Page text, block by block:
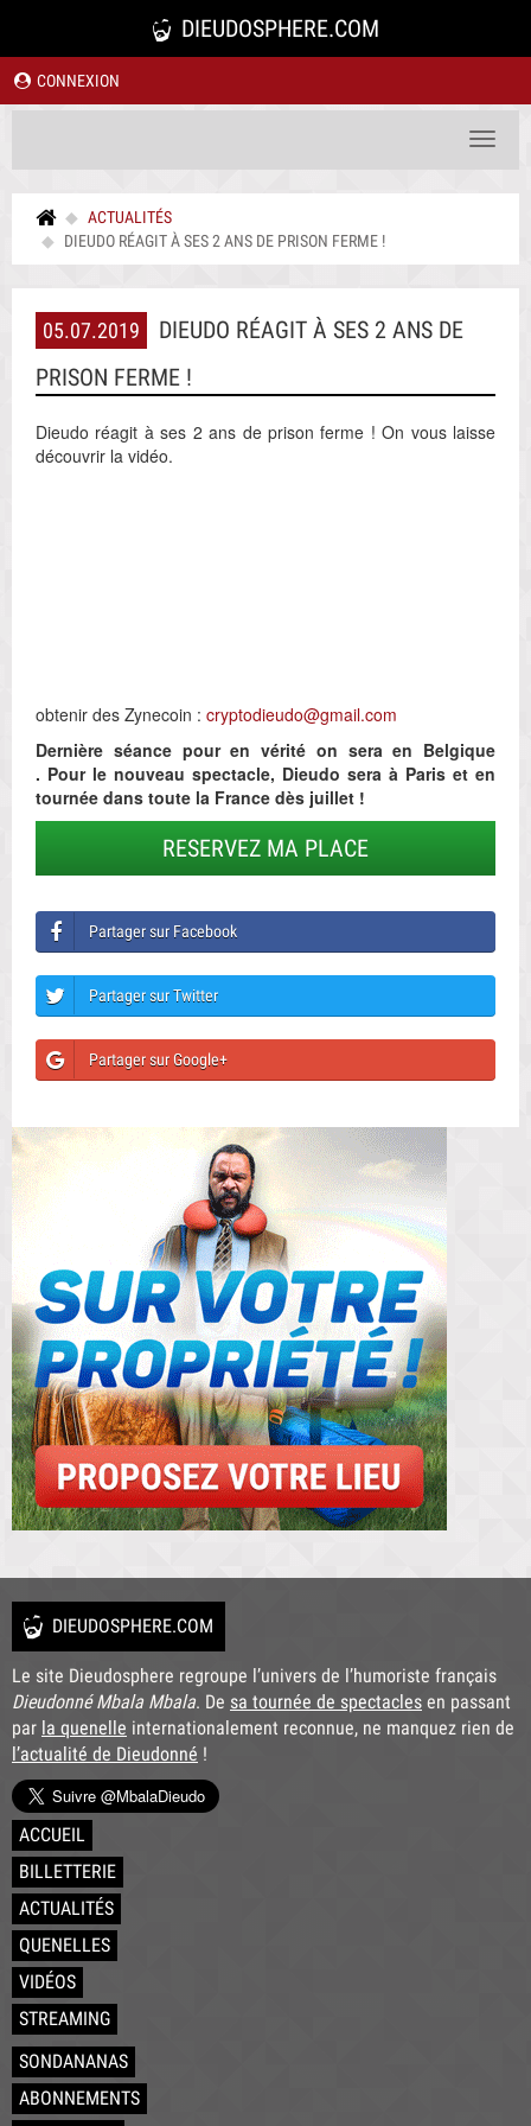
DIEUDOSPHERE.COM
CONNEXION
Toggle
ACTUALITÉS
DIEUDO RÉAGIT À SES 2 ANS DE PRISON FERME !
05.07.2019
DIEUDO RÉAGIT À SES 2 ANS DE
PRISON FERME !
Dieudo réagit à ses 2 ans de prison ferme ! On vous laisse
découvrir la vidéo.
obtenir des Zynecoin : cryptodieudo@gmail.com
Dernière séance pour en vérité on sera en Belgique
. Pour le nouveau spectacle, Dieudo sera à Paris et en
tournée dans toute la France dès juillet !
RESERVEZ MA PLACE
Partager sur Facebook
Partager sur Twitter
Partager sur Google+
DIEUDOSPHERE.COM
Le site Dieudosphere regroupe l’univers de l’humoriste français
Dieudonné Mbala Mbala. De sa tournée de spectacles en passant
par la quenelle internationalement reconnue, ne manquez rien de
l’actualité de Dieudonné !
ACCUEIL
BILLETTERIE
ACTUALITÉS
QUENELLES
VIDÉOS
STREAMING
SONDANANAS
ABONNEMENTS